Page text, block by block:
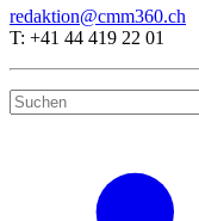
redaktion@cmm360.ch
T: +41 44 419 22 01